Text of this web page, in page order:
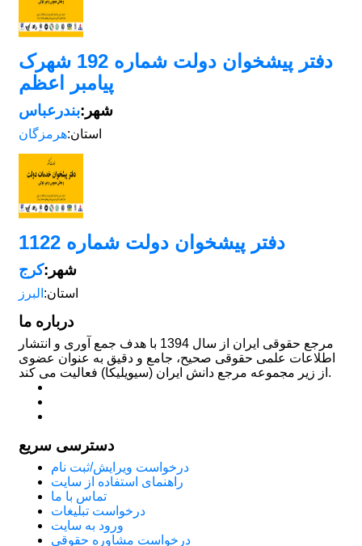
دفتر پیشخوان دولت شماره 192 شهرک
پیامبر اعظم
شهر:بندرعباس
استان:هرمزگان
دفتر پیشخوان دولت شماره 1122
شهر:کرج
استان: البرز
درباره ما
مرجع حقوقی ایران از سال 1394 با هدف جمع آوری و انتشار
اطلاعات علمی حقوقی صحیح، جامع و دقیق به عنوان عضوی
از زیر مجموعه مرجع دانش ایران (سیویلیکا) فعالیت می کند.
دسترسی سریع
درخواست ویرایش/ثبت نام
راهنمای استفاده از سایت
تماس با ما
درخواست تبلیغات
ورود به سایت
درخواست مشاوره حقوقی